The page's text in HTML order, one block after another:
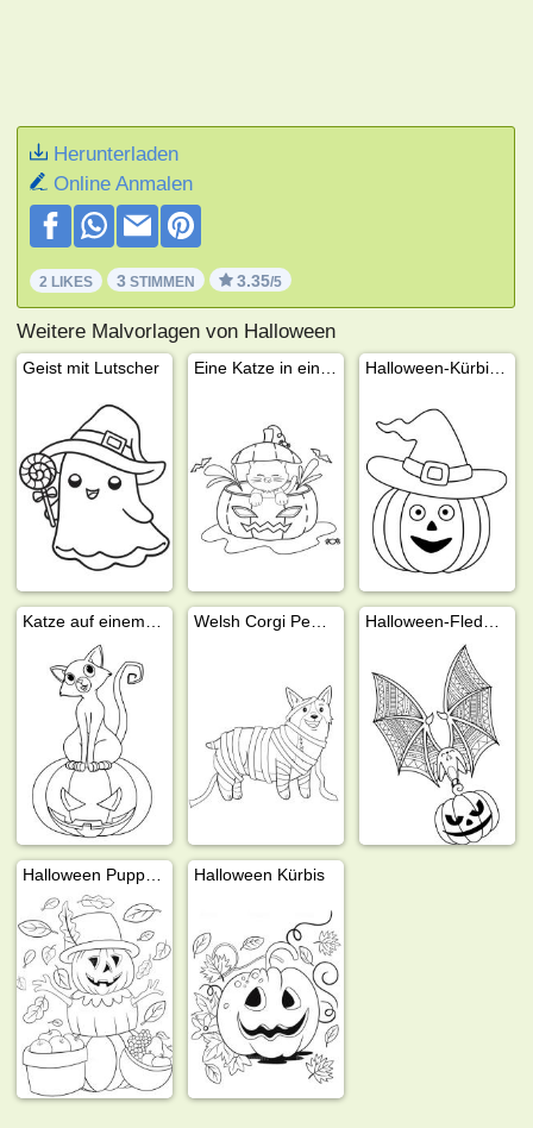
Herunterladen
Online Anmalen
2 LIKES 3 STIMMEN 3.35/5
Weitere Malvorlagen von Halloween
Geist mit Lutscher
Halloween Kürbis